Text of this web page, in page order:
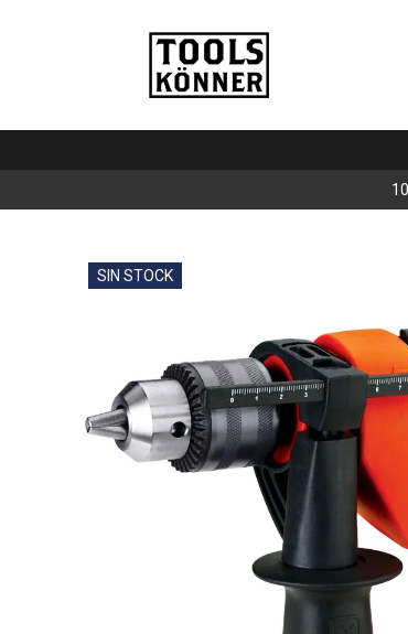
SIN STOCK